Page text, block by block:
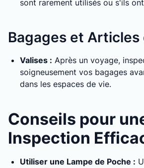
sont rarement utilisés ou s'ils
Bagages et Articles
Valises : Après un voyage,
soigneusement vos bagages
dans les espaces de vie.
Conseils pour
Inspection
Utiliser une Lampe de Poche :